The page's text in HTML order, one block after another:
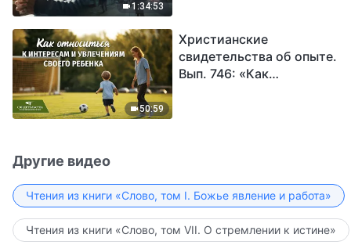
1:34:53
обрести Божье
спасение?
50:59
Христианские
свидетельства об опыте.
Вып. 746: «Как
Другие видео
Чтения из книги «Слово, том I. Божье явление и работа»
Чтения из книги «Слово, том VII. О стремлении к истине»